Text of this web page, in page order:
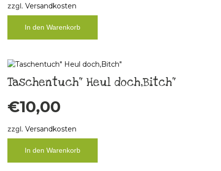
zzgl. Versandkosten
In den Warenkorb
Taschentuch“ Heul doch,Bitch“
€10,00
zzgl. Versandkosten
In den Warenkorb